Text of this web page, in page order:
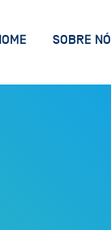
SOBRE